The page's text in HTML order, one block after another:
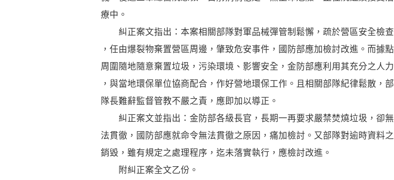
療中。
糾正案文指出：本案相關部隊對軍品械彈管制鬆懈，疏於營區安全檢查
，任由爆裂物棄置營區周邊，肇致危安事件，國防部應加檢討改進。而據點
周圍隨地隨意棄置垃圾，污染環境、影響安全，金防部應利用其充分之人力
，與當地環保單位協商配合，作好營地環保工作。且相關部隊紀律鬆散，部
隊長難辭監督管教不嚴之責，應即加以導正。
糾正案文並指出：金防部各級長官，長期一再要求嚴禁焚燒垃圾，卻無
法貫徹，國防部應就命令無法貫徹之原因，痛加檢討。又部隊對逾時資料之
銷毀，雖有規定之處理程序，迄未落實執行，應檢討改進。
附糾正案全文乙份。